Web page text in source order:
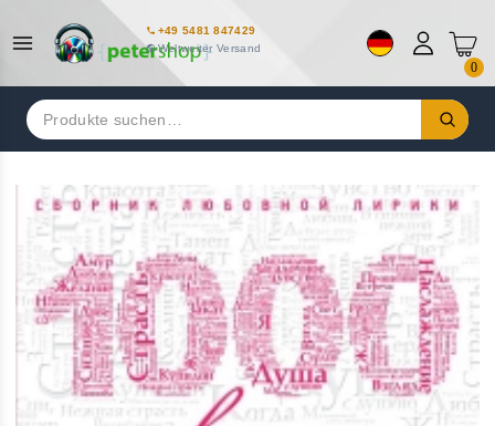
+49 5481 847429
Weltweiter Versand
0
Suchen
nach: